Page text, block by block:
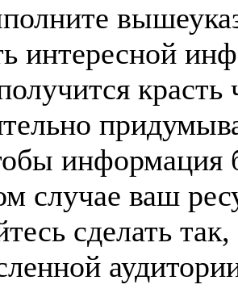
интересной
информация
случае ваш
сделать